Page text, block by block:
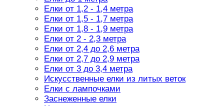
Елки от 1,2 - 1,4 метра
Елки от 1,5 - 1,7 метра
Елки от 1,8 - 1,9 метра
Елки от 2 - 2,3 метра
Елки от 2,4 до 2,6 метра
Елки от 2,7 до 2,9 метра
Елки от 3 до 3,4 метра
Искусственные елки из литых веток
Елки с лампочками
Заснеженные елки